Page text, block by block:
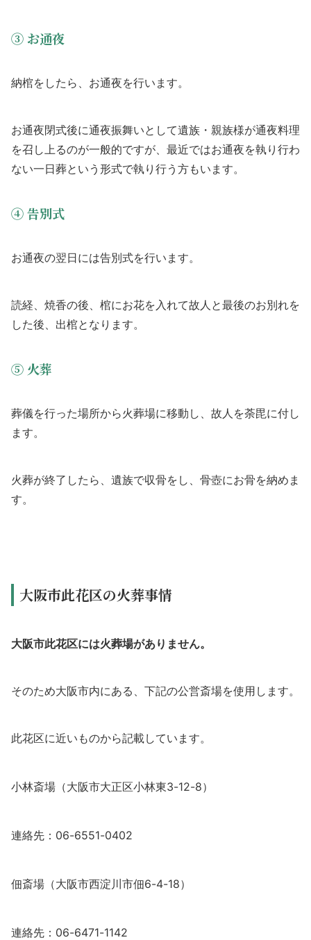
③ お通夜
納棺をしたら、お通夜を行います。
お通夜閉式後に通夜振舞いとして遺族・親族様が通夜料理
を召し上るのが一般的ですが、最近ではお通夜を執り行わ
ない一日葬という形式で執り行う方もいます。
④ 告別式
お通夜の翌日には告別式を行います。
読経、焼香の後、棺にお花を入れて故人と最後のお別れを
した後、出棺となります。
⑤ 火葬
葬儀を行った場所から火葬場に移動し、故人を荼毘に付し
ます。
火葬が終了したら、遺族で収骨をし、骨壺にお骨を納めま
す。
大阪市此花区の火葬事情
大阪市此花区には火葬場がありません。
そのため大阪市内にある、下記の公営斎場を使用します。
此花区に近いものから記載しています。
小林斎場（大阪市大正区小林東3-12-8）
連絡先：06-6551-0402
佃斎場（大阪市西淀川市佃6-4-18）
連絡先：06-6471-1142